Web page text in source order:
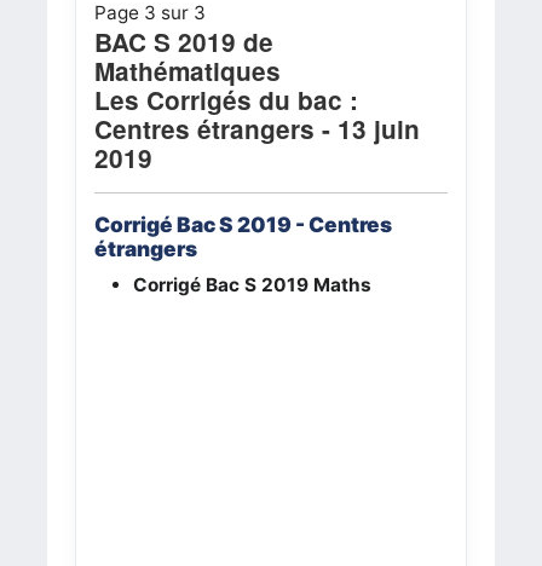
Page 3 sur 3
BAC S 2019 de
Mathématiques
Les Corrigés du bac :
Centres étrangers - 13 juin
2019
Corrigé Bac S 2019 - Centres
étrangers
Corrigé Bac S 2019 Maths